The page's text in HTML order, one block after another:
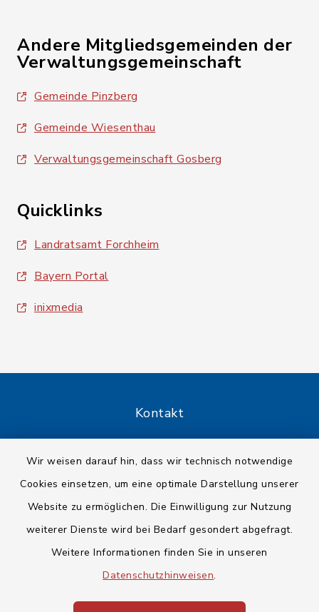
Wir weisen darauf hin, dass wir technisch notwendige
Cookies einsetzen, um eine optimale Darstellung unserer
Website zu ermöglichen. Die Einwilligung zur Nutzung
weiterer Dienste wird bei Bedarf gesondert abgefragt.
Weitere Informationen finden Sie in unseren
Datenschutzhinweisen.
Andere Mitgliedsgemeinden der
Verwaltungsgemeinschaft
Gemeinde Pinzberg
Gemeinde Wiesenthau
Verwaltungsgemeinschaft Gosberg
Quicklinks
Landratsamt Forchheim
Bayern Portal
inixmedia
Kontakt
Datenschutz
Impressum
Sitemap
Cookie-Einstellungen